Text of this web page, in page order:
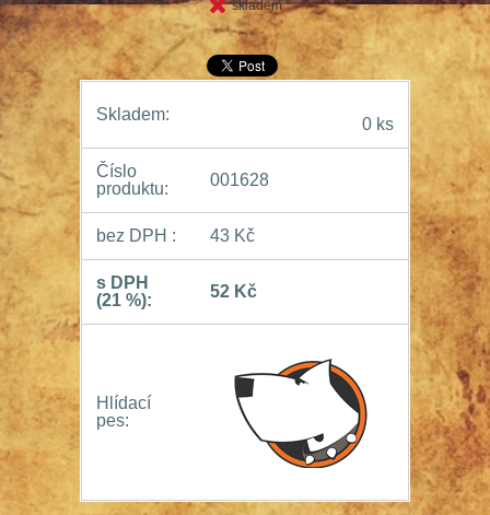
skladem
Skladem:
0 ks
Číslo
produktu:
001628
bez DPH : 43 Kč
s DPH
(21 %):
52 Kč
Hlídací
pes: